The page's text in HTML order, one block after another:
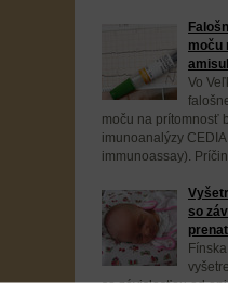
moču
Vo
moču na prítomnosť
imunoanalýzy
immunoassay).
so
so závislosťou od